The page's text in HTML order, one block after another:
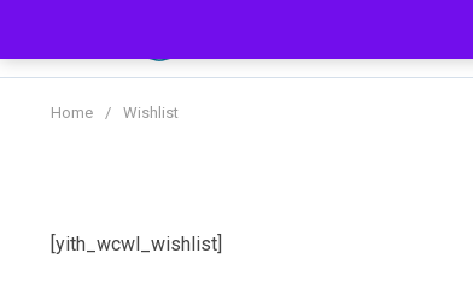
contenu
Home / Wishlist
[yith_wcwl_wishlist]